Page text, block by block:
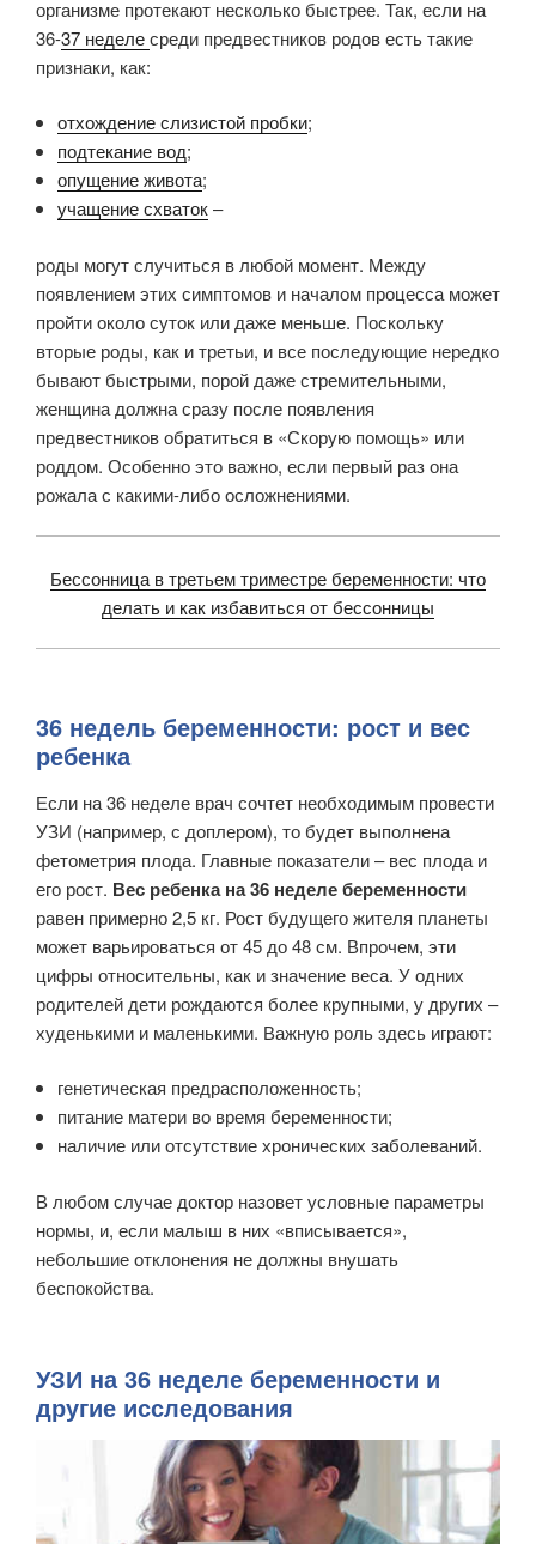
организме протекают несколько быстрее. Так, если на
36-37 неделесреди предвестников родов есть такие
признаки, как:
отхождение слизистой пробки;
подтекание вод;
опущение живота;
учащение схваток–
роды могут случиться в любой момент. Между
появлением этих симптомов и началом процесса может
пройти около суток или даже меньше. Поскольку
вторые роды, как и третьи, и все последующие нередко
бывают быстрыми, порой даже стремительными,
женщина должна сразу после появления
предвестников обратиться в «Скорую помощь» или
роддом. Особенно это важно, если первый раз она
рожала с какими-либо осложнениями.
Бессонница в третьем триместре беременности: что
делать и как избавиться от бессонницы
36 недель беременности: рост и вес
ребенка
Если на 36 неделе врач сочтет необходимым провести
УЗИ (например, с доплером), то будет выполнена
фетометрия плода. Главные показатели – вес плода и
его рост. Вес ребенка на 36 неделе беременности
равен примерно 2,5 кг. Рост будущего жителя планеты
может варьироваться от 45 до 48 см. Впрочем, эти
цифры относительны, как и значение веса. У одних
родителей дети рождаются более крупными, у других –
худенькими и маленькими. Важную роль здесь играют:
генетическая предрасположенность;
питание матери во время беременности;
наличие или отсутствие хронических заболеваний.
В любом случае доктор назовет условные параметры
нормы, и, если малыш в них «вписывается»,
небольшие отклонения не должны внушать
беспокойства.
УЗИ на 36 неделе беременности и
другие исследования